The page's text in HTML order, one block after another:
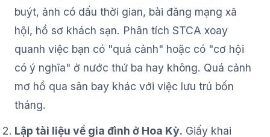
buýt, ảnh có dấu thời gian, bài đăng mạng xã
hội, hồ sơ khách sạn. Phân tích STCA xoay
quanh việc bạn có "quá cảnh" hoặc có "cơ hội
có ý nghĩa" ở nước thứ ba hay không. Quá cảnh
mơ hồ qua sân bay khác với việc lưu trú bốn
tháng.
Lập tài liệu về gia đình ở Hoa Kỳ. Giấy khai